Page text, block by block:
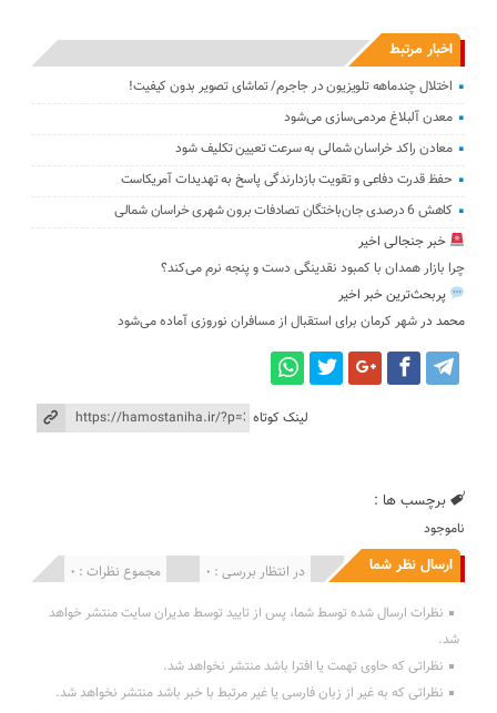
اخبار مرتبط
اختلال چندماهه تلویزیون در جاجرم/ تماشای تصویر بدون کیفیت!
معدن آلبلاغ مردمی‌سازی می‌شود
معادن راکد خراسان شمالی به سرعت تعیین تکلیف شود
حفظ قدرت دفاعی و تقویت بازدارندگی پاسخ به تهدیدات آمریکاست
کاهش 6 درصدی جان‌باختگان تصادفات برون شهری خراسان شمالی
خبر جنجالی اخیر
چرا بازار همدان با کمبود نقدینگی دست و پنجه نرم می‌کند؟
پربحث‌ترین خبر اخیر
محمد درشهر کرمان برای استقبال از مسافران نوروزی آماده می‌شود
لینک کوتاه
برچسب ها :
ناموجود
ارسال نظر شما مجموع نظرات : 0 در انتظار بررسی : 0 انتشار یافته : 0
نظرات ارسال شده توسط شما، پس از تایید توسط مدیران سایت منتشر خواهد
شد.
نظراتی که حاوی تهمت یا افترا باشد منتشر نخواهد شد.
نظراتی که به غیر از زبان فارسی یا غیر مرتبط با خبر باشد منتشر نخواهد شد.